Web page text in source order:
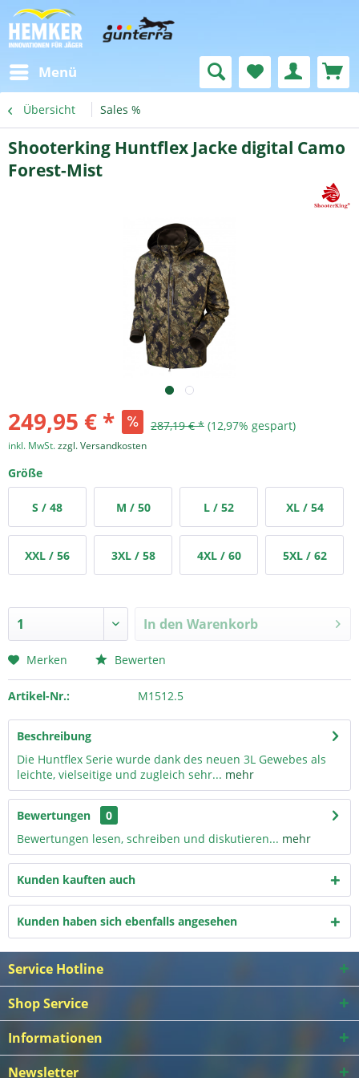
Menü
Übersicht Sales %
Shooterking Huntflex Jacke digital Camo
Forest-Mist
249,95 € * 287,19 € * (12,97% gespart)
inkl. MwSt.zzgl. Versandkosten
Größe
S / 48 M / 50 L / 52 XL / 54
XXL / 56 3XL / 58 4XL / 60 5XL / 62
In den Warenkorb
Merken Bewerten
Artikel-Nr.: M1512.5
Beschreibung
Die Huntflex Serie wurde dank des neuen 3L Gewebes als
leichte, vielseitige und zugleich sehr... mehr
Bewertungen
0
Bewertungen lesen, schreiben und diskutieren... mehr
Kunden kauften auch
Kunden haben sich ebenfalls angesehen
Service Hotline
Shop Service
Informationen
Newsletter